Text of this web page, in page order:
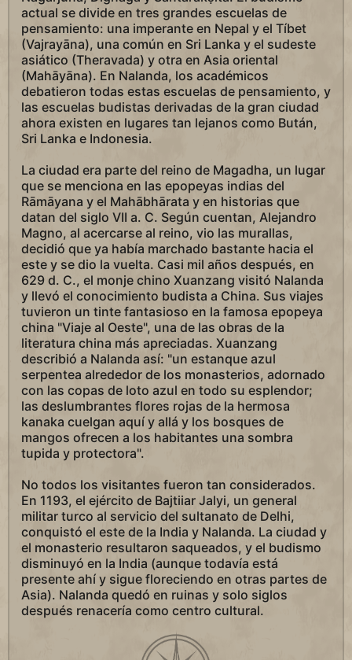
actual se divide en tres grandes escuelas de
pensamiento: una imperante en Nepal y el Tíbet
(Vajrayāna), una común en Sri Lanka y el sudeste
asiático (Theravada) y otra en Asia oriental
(Mahāyāna). En Nalanda, los académicos
debatieron todas estas escuelas de pensamiento, y
las escuelas budistas derivadas de la gran ciudad
ahora existen en lugares tan lejanos como Bután,
Sri Lanka e Indonesia.
La ciudad era parte del reino de Magadha, un lugar
que se menciona en las epopeyas indias del
Rāmāyana y el Mahābhārata y en historias que
datan del siglo VII a. C. Según cuentan, Alejandro
Magno, al acercarse al reino, vio las murallas,
decidió que ya había marchado bastante hacia el
este y se dio la vuelta. Casi mil años después, en
629 d. C., el monje chino Xuanzang visitó Nalanda
y llevó el conocimiento budista a China. Sus viajes
tuvieron un tinte fantasioso en la famosa epopeya
china "Viaje al Oeste", una de las obras de la
literatura china más apreciadas. Xuanzang
describió a Nalanda así: "un estanque azul
serpentea alrededor de los monasterios, adornado
con las copas de loto azul en todo su esplendor;
las deslumbrantes flores rojas de la hermosa
kanaka cuelgan aquí y allá y los bosques de
mangos ofrecen a los habitantes una sombra
tupida y protectora".
No todos los visitantes fueron tan considerados.
En 1193, el ejército de Bajtiiar Jalyi, un general
militar turco al servicio del sultanato de Delhi,
conquistó el este de la India y Nalanda. La ciudad y
el monasterio resultaron saqueados, y el budismo
disminuyó en la India (aunque todavía está
presente ahí y sigue floreciendo en otras partes de
Asia). Nalanda quedó en ruinas y solo siglos
después renacería como centro cultural.